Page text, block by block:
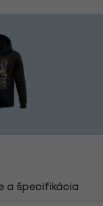
a špecifikácia